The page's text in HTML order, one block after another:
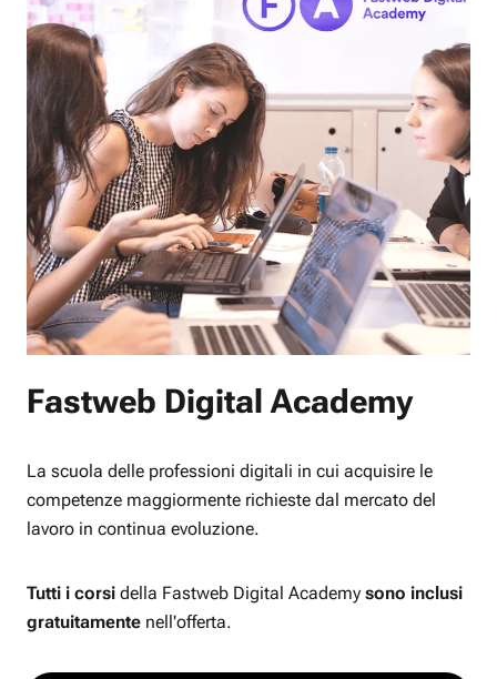
Fastweb Digital Academy
La scuola delle professioni digitali in cui acquisire le
competenze maggiormente richieste dal mercato del
lavoro in continua evoluzione.
Tutti i corsi della Fastweb Digital Academy sono inclusi
gratuitamente nell'offerta.